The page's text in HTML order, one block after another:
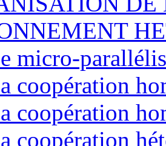
micro-
coopération
coopération
coopération